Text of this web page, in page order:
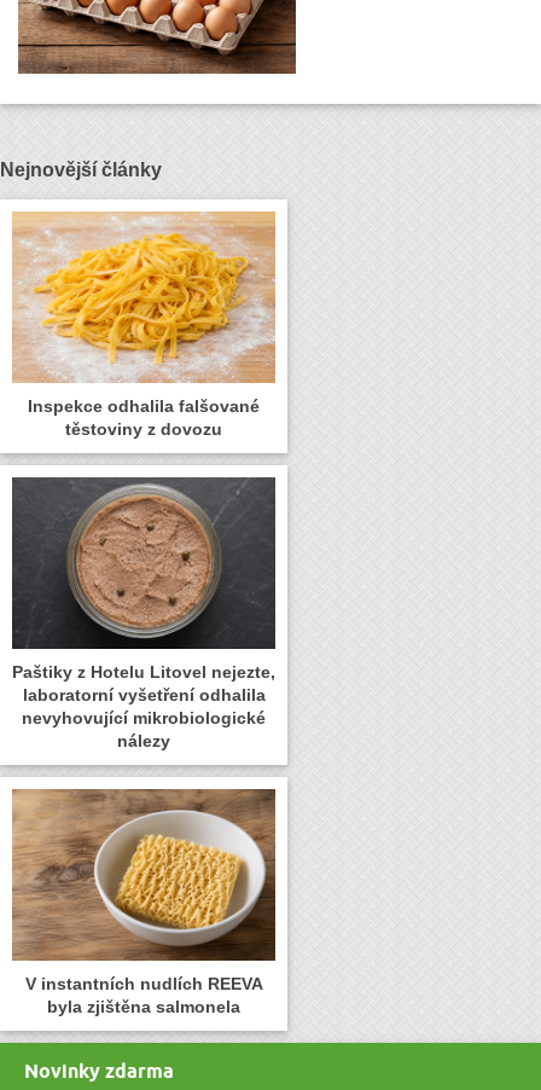
Nejnovější články
Inspekce odhalila falšované
těstoviny z dovozu
Paštiky z Hotelu Litovel nejezte,
laboratorní vyšetření odhalila
nevyhovující mikrobiologické
nálezy
V instantních nudlích REEVA
byla zjištěna salmonela
Novinky zdarma